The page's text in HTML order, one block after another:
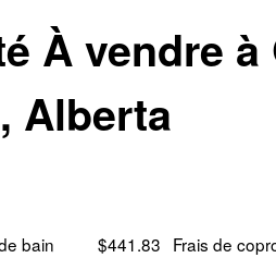
À vendre
Alberta
bain $441.83 Frais de